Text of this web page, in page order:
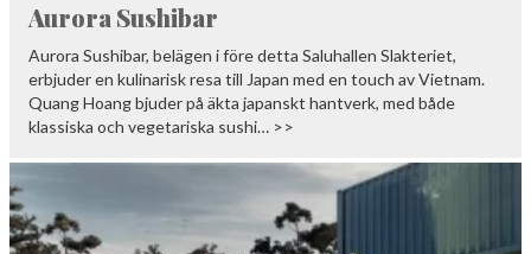
Aurora Sushibar
Aurora Sushibar, belägen i före detta Saluhallen Slakteriet,
erbjuder en kulinarisk resa till Japan med en touch av Vietnam.
Quang Hoang bjuder på äkta japanskt hantverk, med både
klassiska och vegetariska sushi… >>